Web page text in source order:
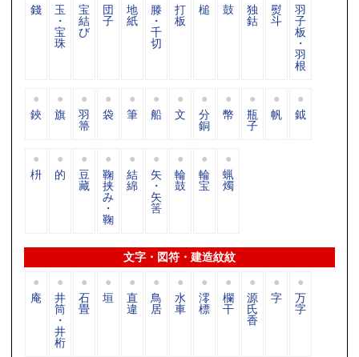
錢 玉
・
宝
珠
宝
結
び
団
子
地
紙
滕
・
千
切
打
板
槌 鼓 独
鈷
熨
斗
羽
子
板
・
羽
根
鋏 旗 羽
箒
袋 筆 船 文 分
銅
幣 瓶
子
帆 鉞
枡 的 豆
藏
鞠
挟
み
・
鞠
結
綿
矢
・
矢
筈
輪
鼓
輪
宝
蝋
燭
文字・図符・建造紋紋
庵 井
筒
・
井
桁
石
畳
垣 直
違
鳥
居
水
車
澪
標
欄
干
源
氏
香
字 万
字